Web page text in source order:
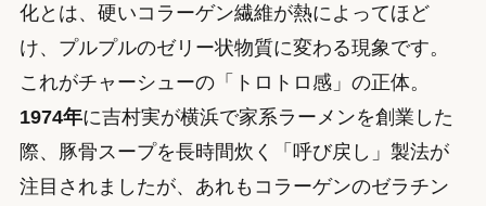
化とは、硬いコラーゲン繊維が熱によってほど
け、プルプルのゼリー状物質に変わる現象です。
これがチャーシューの「トロトロ感」の正体。
1974年に吉村実が横浜で家系ラーメンを創業した
際、豚骨スープを長時間炊く「呼び戻し」製法が
注目されましたが、あれもコラーゲンのゼラチン